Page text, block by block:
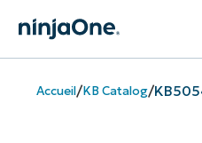
Accueil/KB Catalog/